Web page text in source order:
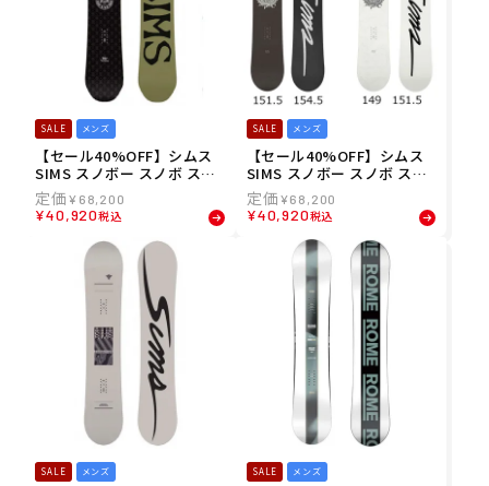
SALE メンズ
【セール40%OFF】シムス
SIMS スノボー スノボ スノ
ーボード 板 キャンバー ツイ
ン フリースタイル JOKER 2
5-26 メンズ 男性
¥ 68,200
¥40,920税込
SALE メンズ
【セール40%OFF】シムス
SIMS スノボー スノボ スノ
ーボード 板 キャンバー ツイ
ン フリースタイル BOWL S
QUAD 25-26 メンズ 男性
¥68,200
¥40,920税込
SALE メンズ SALE メンズ